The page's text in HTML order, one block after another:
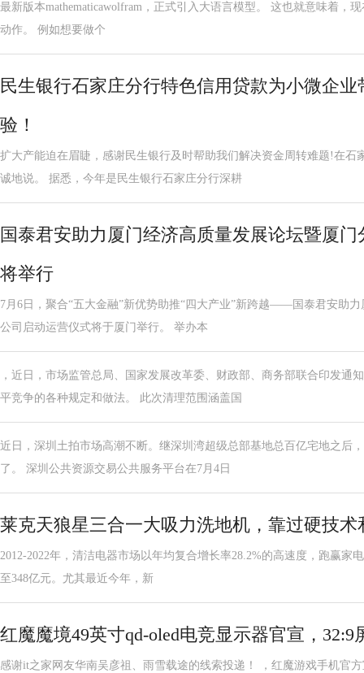
最新版本mathematicawolfram，正式引入大语言模型。 这也就意味着，
动作。 例如想要做个
民生银行石家庄分行特色信用贷款为小微企
验！
扩大产能迫在眉睫，感谢民生银行及时帮助我们解决资金周转难题!在石
诚地说。 据悉，今年是民生银行石家庄分行深耕
国泰君安助力厦门经济高质量发展论坛暨厦
将举行
7月6日，聚合“五大金融”新优势助推“四大产业”新跨越——国泰君安助
公司启动运营仪式将于厦门举行。 举办本
，近日，市场监管总局、国家发展改革委、财政部、商务部联合印发通
平竞争的各种规定和做法。 此次清理范围涵盖国
近日，深圳土拍市场高潮不断。继深圳湾超级总部基地总百亿宅地之后
了。 深圳公共资源交易公共服务平台在7月4日
莱克天狼星三合一大吸力洗地机，靠过硬技
2012-2022年，清洁电器市场以年均复合增长率28.2%的高速度，跑赢家
至348亿元。尤其最近今年，新
红魔魔境49英寸qd-oled电竞显示器官宣，32:9
感谢it之家网友华南吴彦祖、雨雪载途的线索投递！ ，红魔游戏手机官